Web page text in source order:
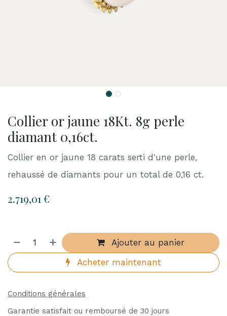
Collier or jaune 18Kt. 8g perle
diamant 0,16ct.
Collier en or jaune 18 carats serti d'une perle,
rehaussé de diamants pour un total de 0,16 ct.
2.719,01 €
Ajouter au panier
Acheter maintenant
Conditions générales
Garantie satisfait ou remboursé de 30 jours